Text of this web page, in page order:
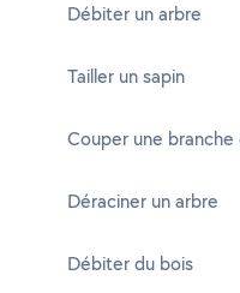
Débiter un arbre
Tailler un sapin
Couper une branche
Déraciner un arbre
Débiter du bois